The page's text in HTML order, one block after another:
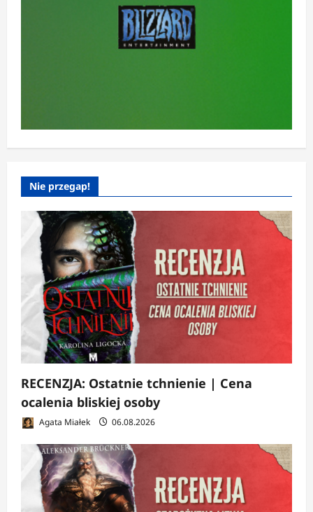
Nie przegap!
RECENZJA: Ostatnie tchnienie | Cena
ocalenia bliskiej osoby
Agata Miałek 06.08.2026